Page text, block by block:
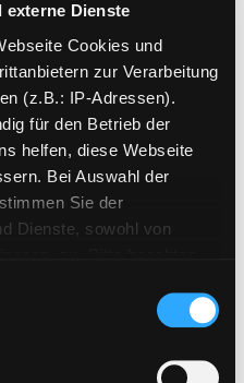
externe Dienste
Cookies und
zur Verarbeitung
(z.B.: IP-Adressen).
für den Betrieb der
helfen, diese Webseite
Bei Auswahl der
Sie der
Dienste, sowohl von
Verarbeitung in
außerhalb des EWR
stattfinden kann. In